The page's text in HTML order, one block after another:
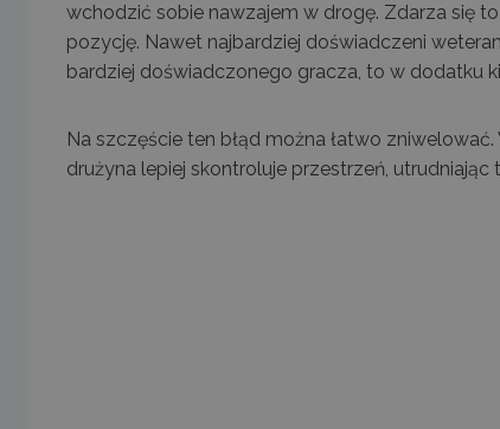
wchodzić sobie nawzajem w drogę. Zdarza się
pozycję. Nawet najbardziej doświadczeni
bardziej doświadczonego gracza, to w dodatku
Na szczęście ten błąd można łatwo
drużyna lepiej skontroluje przestrzeń,